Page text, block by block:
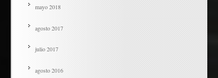
mayo 2018
agosto 2017
julio 2017
agosto 2016